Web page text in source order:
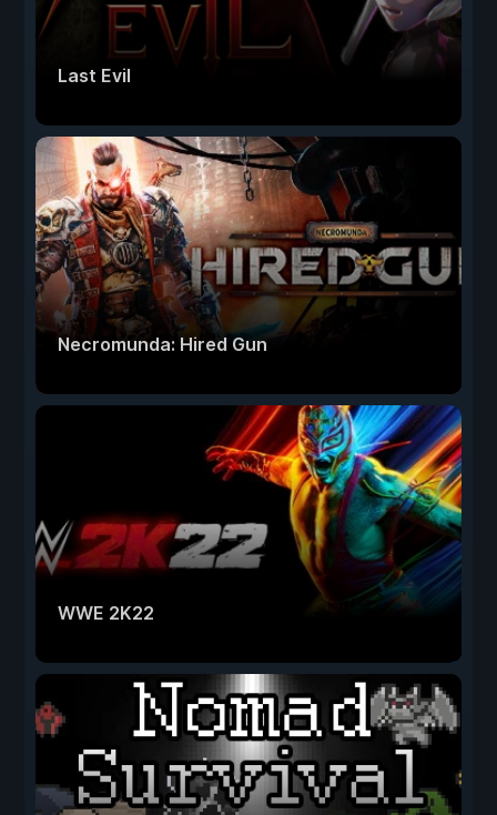
Last Evil
Necromunda: Hired Gun
WWE 2K22